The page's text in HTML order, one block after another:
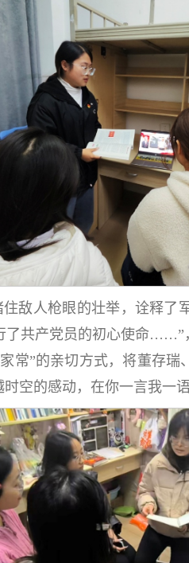
敌人枪眼的壮举，诠释
了共产党员的初心使命
常”的亲切方式，将董存
空的感动，在你一言我一